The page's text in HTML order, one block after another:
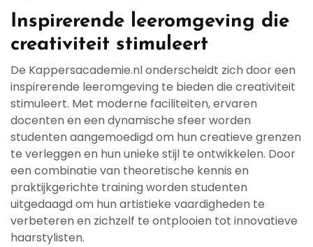
Inspirerende leeromgeving die
creativiteit stimuleert
De Kappersacademie.nl onderscheidt zich door een
inspirerende leeromgeving te bieden die creativiteit
stimuleert. Met moderne faciliteiten, ervaren
docenten en een dynamische sfeer worden
studenten aangemoedigd om hun creatieve grenzen
te verleggen en hun unieke stijl te ontwikkelen. Door
een combinatie van theoretische kennis en
praktijkgerichte training worden studenten
uitgedaagd om hun artistieke vaardigheden te
verbeteren en zichzelf te ontplooien tot innovatieve
haarstylisten.